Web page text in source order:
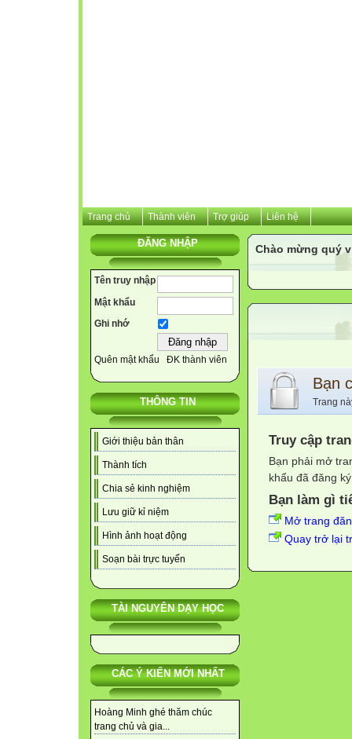
Trang chủ Thành viên Trợ giúp Liên hệ
ĐĂNG NHẬP
Tên truy nhập
Mật khẩu
Ghi nhớ
Quên mật khẩu ĐK thành viên
THÔNG TIN
Giới thiệu bản thân
Thành tích
Chia sẻ kinh nghiệm
Lưu giữ kỉ niệm
Hình ảnh hoạt động
Soạn bài trực tuyến
TÀI NGUYÊN DẠY HỌC
CÁC Ý KIẾN MỚI NHẤT
Hoàng Minh ghé thăm chúc
trang chủ và gia...
Chào mừng quý
Bạn
Trang
Truy cập
Bạn phải mở
khẩu đã đăng
Bạn làm gì
Mở trang
Quay trở lại